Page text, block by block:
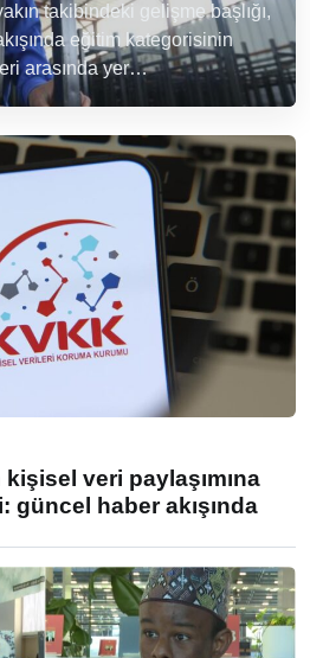
takibindeki gelişme başlığı,
eğitim kategorisinin
arasında yer…
kişisel veri paylaşımına
güncel haber akışında